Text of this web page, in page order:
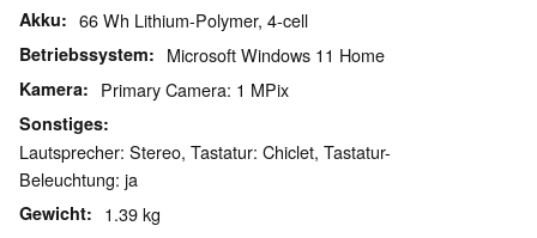
Akku 66 Wh Lithium-Polymer, 4-cell
Betriebssystem Microsoft Windows 11 Home
Kamera Primary Camera: 1 MPix
Sonstiges
Lautsprecher: Stereo, Tastatur: Chiclet, Tastatur-
Beleuchtung: ja
Gewicht 1.39 kg